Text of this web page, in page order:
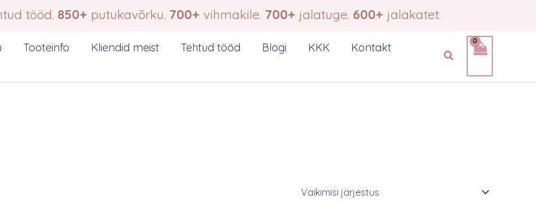
tööd. 850+ putukavõrku. 700+ vihmakile. 700+ jalatuge. 600+ jalakatet.
Tooteinfo Kliendid meist Tehtud tööd Blogi KKK
Kontakt
Search